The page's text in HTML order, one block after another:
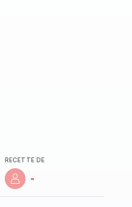
RECETTE DE
-